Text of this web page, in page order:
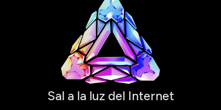
Sal a la luz del Internet